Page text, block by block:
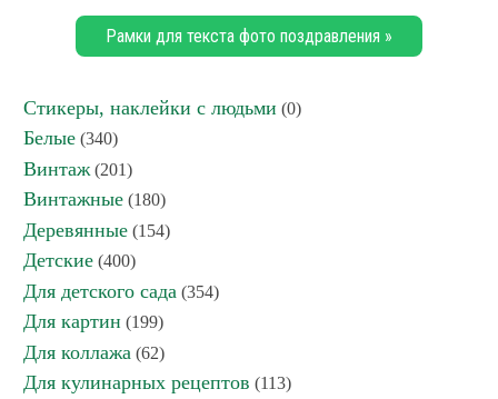
Рамки для текста фото поздравления »
Стикеры, наклейки с людьми (0)
Белые (340)
Винтаж (201)
Винтажные (180)
Деревянные (154)
Детские (400)
Для детского сада (354)
Для картин (199)
Для коллажа (62)
Для кулинарных рецептов (113)